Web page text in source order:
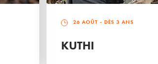
26 AOÛT - DÈS 3 ANS
KUTHI